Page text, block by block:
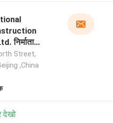
निर्माता
Street,
,China
देखो